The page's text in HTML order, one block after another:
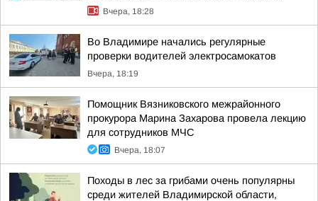
Вчера, 18:28
Во Владимире начались регулярные
проверки водителей электросамокатов
Вчера, 18:19
Помощник Вязниковского межрайонного
прокурора Марина Захарова провела лекцию
для сотрудников МЧС
Вчера, 18:07
Походы в лес за грибами очень популярны
среди жителей Владимирской области,